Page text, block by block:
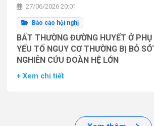
27/06/2026 20:01
Báo cáo hội nghị
BẤT THƯỜNG ĐƯỜNG HUYẾT Ở
YẾU TỐ NGUY CƠ THƯỜNG BỊ BỎ
NGHIÊN CỨU ĐOÀN HỆ LỚN
+ Xem chi tiết